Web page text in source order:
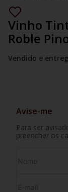
Vinho
Roble
Vendido e
Avise-me
Para ser
preencher os